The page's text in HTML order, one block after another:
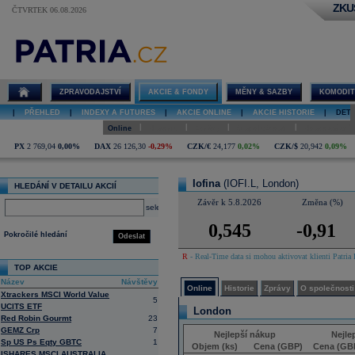
ČTVRTEK 06.08.2026
Iofina online
ZPRAVODAJSTVÍ AKCIE & FONDY MĚNY & SAZBY
PŘEHLED INDEXY A FUTURES AKCIE ONLINE AKCIE HISTORIE
Online
PX 2 769,04 0,00% DAX 26 126,30 -0,29% CZK/€ 24,177 0,02% CZK/$ 20,942 0,09%
HLEDÁNÍ V DETAILU AKCIÍ
select
Odeslat
Pokročilé hledání
TOP AKCIE
Název
Návštěvy
Xtrackers MSCI World Value
UCITS ETF
5
Red Robin Gourmt
23
GEMZ Crp
7
Sp US Ps Eqty GBTC
1
Iofina (IOFI.L, London)
Závěr k 5.8.2026 Změna (%)
0,545 -0,91
R - Real-Time data si mohou aktivovat klienti
Online Historie Zprávy O společnosti
London
Nejlepší nákup
Objem (ks)
Cena (GBP)
Cena